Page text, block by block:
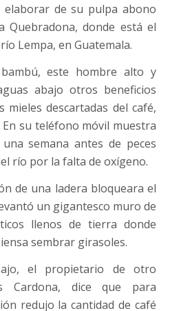
de su pulpa abono
Quebradona, donde está el
Lempa, en Guatemala.
este hombre alto y
abajo otros beneficios
descartadas del café,
En su teléfono móvil muestra
semana antes de peces
río por la falta de oxígeno.
de una ladera bloqueara el
un gigantesco muro de
llenos de tierra donde
sembrar girasoles.
el propietario de otro
Cardona, dice que para
redujo la cantidad de café